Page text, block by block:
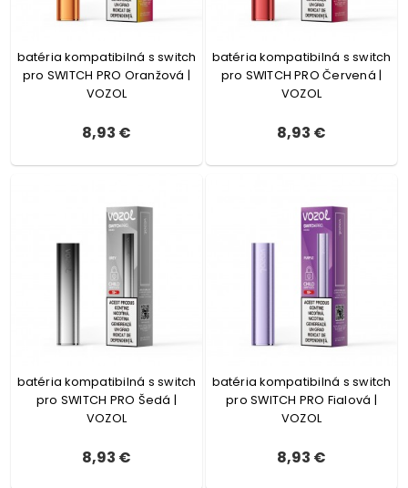
batéria kompatibilná s switch
pro SWITCH PRO Oranžová |
VOZOL
8,93 €
batéria kompatibilná s switch
pro SWITCH PRO Červená |
VOZOL
8,93 €
batéria kompatibilná s switch
pro SWITCH PRO Šedá |
VOZOL
8,93 €
batéria kompatibilná s switch
pro SWITCH PRO Fialová |
VOZOL
8,93 €